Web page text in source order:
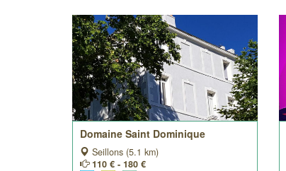
Domaine Saint Dominique
Seillons (5.1 km)
110 € - 180 €